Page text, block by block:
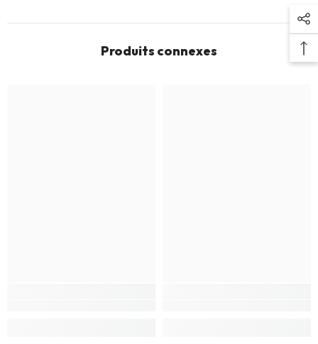
Produits connexes